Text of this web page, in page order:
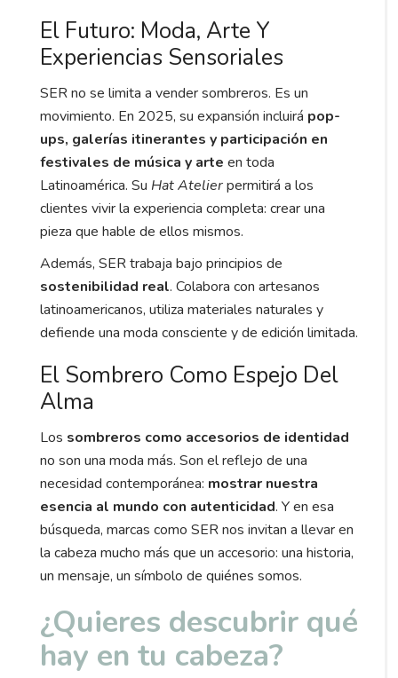
El Futuro: Moda, Arte Y
Experiencias Sensoriales
SER no se limita a vender sombreros. Es un
movimiento. En 2025, su expansión incluirá pop-
ups, galerías itinerantes y participación en
festivales de música y arte en toda
Latinoamérica. Su Hat Atelierpermitirá a los
clientes vivir la experiencia completa: crear una
pieza que hable de ellos mismos.
Además, SER trabaja bajo principios de
sostenibilidad real. Colabora con artesanos
latinoamericanos, utiliza materiales naturales y
defiende una moda consciente y de edición limitada.
El Sombrero Como Espejo Del
Alma
Los sombreros como accesorios de identidad
no son una moda más. Son el reflejo de una
necesidad contemporánea: mostrar nuestra
esencia al mundo con autenticidad. Y en esa
búsqueda, marcas como SER nos invitan a llevar en
la cabeza mucho más que un accesorio: una historia,
un mensaje, un símbolo de quiénes somos.
¿Quieres descubrir qué
hay en tu cabeza?